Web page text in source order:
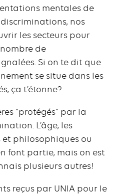
mentales de
nos
les secteurs pour
de
Si on te dit que
se situe dans les
ça t’étonne?
“protégés” par la
L’âge, les
et philosophiques ou
font partie, mais on est
plusieurs autres!
reçus par UNIA pour le